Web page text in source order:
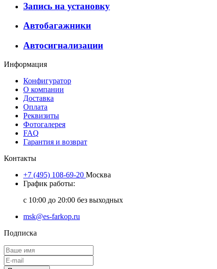
Запись на установку
Автобагажники
Автосигнализации
Информация
Конфигуратор
О компании
Доставка
Оплата
Реквизиты
Фотогалерея
FAQ
Гарантия и возврат
Контакты
+7 (495) 108-69-20 Москва
График работы:
с 10:00 до 20:00 без выходных
msk@es-farkop.ru
Подписка